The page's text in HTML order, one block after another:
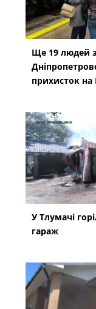
Ще 19 людей
прихисток на
У Тлумачі
гараж